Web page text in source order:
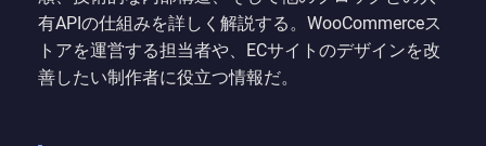
有APIの仕組みを詳しく解説する。WooCommerceス
トアを運営する担当者や、ECサイトのデザインを改
善したい制作者に役立つ情報だ。